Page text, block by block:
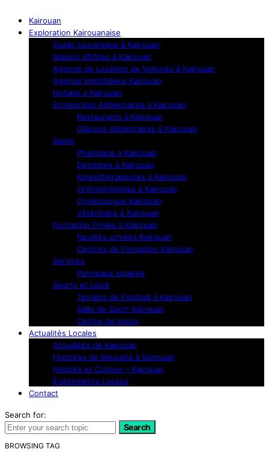
Kairouan
Exploration Kairouanaise
Guide touristique à Kairouan
Maison d’hôtes à Kairouan
Agence de Location de Voitures à Kairouan
Agence Immobiliere Kairouan
Notaire a Kairouan
Entreprises Alimentaires à Kairouan
Restaurants à Kairouan
Glaçons Alimentaires à Kairouan
Sante
Pharmacie à Kairouan
Dentistes à Kairouan
Kinésithérapeutes à Kairouan
Orthophonistes à Kairouan
Gynécologue Kairouan
Vétérinaire à Kairouan
Formation Privée à Kairouan
facultés privées Kairouan
Centres de Formation Kairouan
Services
Panneaux solaires
Sports et Loisir
Terrains de Football à Kairouan
Salle de Sport Kairouan
Centre de loisirs
Actualités Locales
Actualités de Kairouan
Histoires de Réussite à Kairouan
Histoire et Culture – Kairouan
Événements Locaux
Contact
Search for:
Search
BROWSING TAG